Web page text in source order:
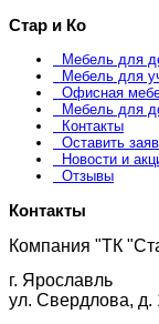
Стар и Ко
Мебель для
Мебель для
Офисная
Мебель для
Контакты
Оставить
Новости и
Отзывы
Контакты
Компания "ТК
г. Ярославль
ул. Свердлова, д.